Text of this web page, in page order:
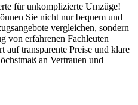
für unkomplizierte Umzüge!
Sie nicht nur bequem und
vergleichen, sondern
von erfahrenen Fachleuten
transparente Preise und klare
an Vertrauen und